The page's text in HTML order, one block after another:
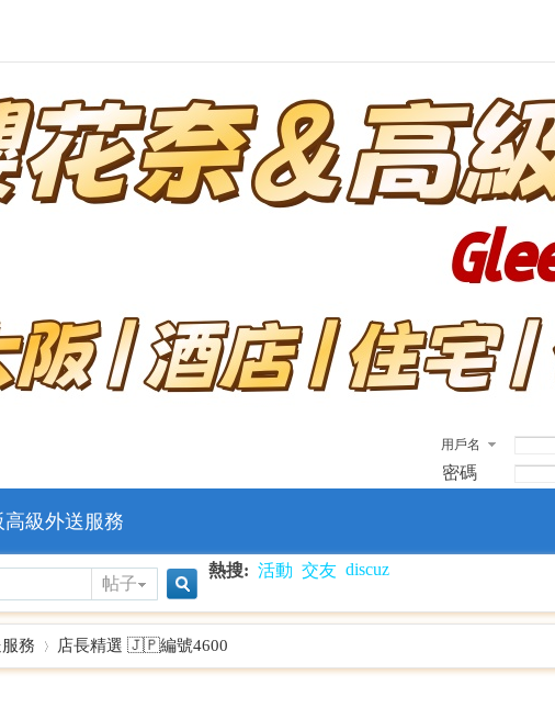
用戶名
密碼
高級外送服務
帖子
搜
熱搜: 活動 交友 discuz
務 店長精選 🇯🇵編號4600